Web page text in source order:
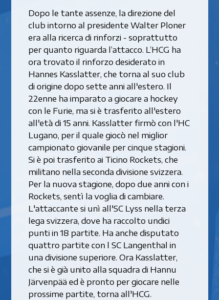
Dopo le tante assenze, la direzione del
club intorno al presidente Walter Ploner
era alla ricerca di rinforzi - soprattutto
per quanto riguarda l’attacco. L’HCG ha
ora trovato il rinforzo desiderato in
Hannes Kasslatter, che torna al suo club
di origine dopo sette anni all'estero. Il
22enne ha imparato a giocare a hockey
con le Furie, ma si è trasferito all'estero
all'età di 15 anni. Kasslatter firmò con l'HC
Lugano, per il quale giocò nel miglior
campionato giovanile per cinque stagioni.
Si è poi trasferito ai Ticino Rockets, che
militano nella seconda divisione svizzera.
Per la nuova stagione, dopo due anni con i
Rockets, sentì la voglia di cambiare.
L'attaccante si unì all'SC Lyss nella terza
lega svizzera, dove ha raccolto undici
punti in 18 partite. Ha anche disputato
quattro partite con l SC Langenthal in
una divisione superiore. Ora Kasslatter,
che si è già unito alla squadra di Hannu
Järvenpää ed è pronto per giocare nelle
prossime partite, torna all'HCG.